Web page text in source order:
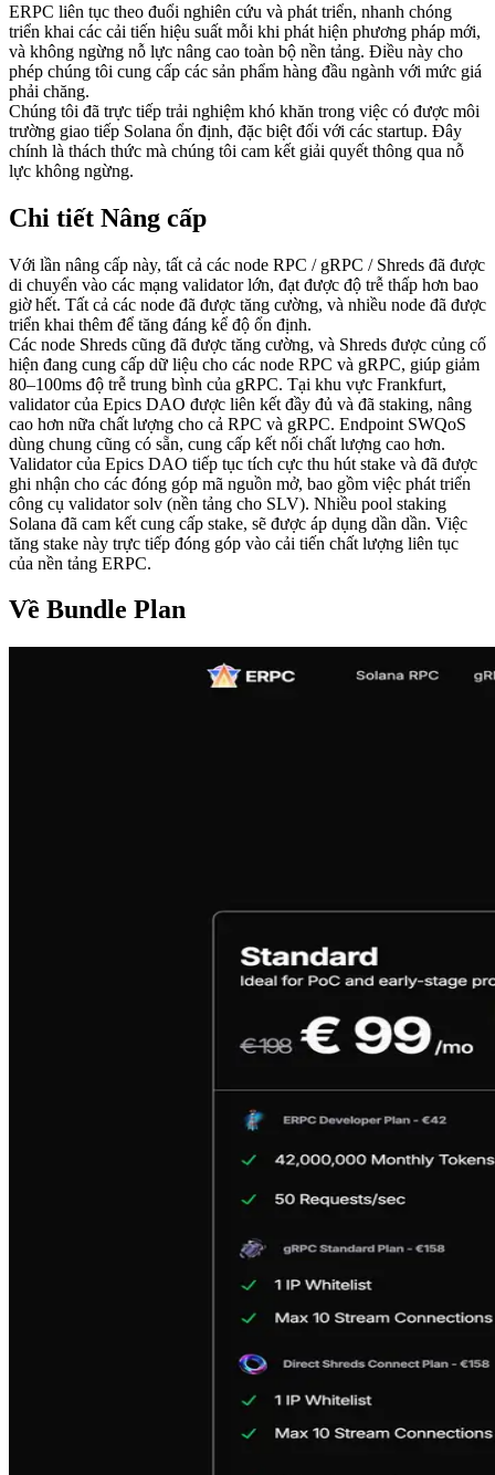
ERPC liên tục theo đuổi nghiên cứu và phát triển, nhanh chóng
triển khai các cải tiến hiệu suất mỗi khi phát hiện phương pháp mới,
và không ngừng nỗ lực nâng cao toàn bộ nền tảng. Điều này cho
phép chúng tôi cung cấp các sản phẩm hàng đầu ngành với mức giá
phải chăng.
Chúng tôi đã trực tiếp trải nghiệm khó khăn trong việc có được môi
trường giao tiếp Solana ổn định, đặc biệt đối với các startup. Đây
chính là thách thức mà chúng tôi cam kết giải quyết thông qua nỗ
lực không ngừng.
Chi tiết Nâng cấp
Với lần nâng cấp này, tất cả các node RPC / gRPC / Shreds đã được
di chuyển vào các mạng validator lớn, đạt được độ trễ thấp hơn bao
giờ hết. Tất cả các node đã được tăng cường, và nhiều node đã được
triển khai thêm để tăng đáng kể độ ổn định.
Các node Shreds cũng đã được tăng cường, và Shreds được củng cố
hiện đang cung cấp dữ liệu cho các node RPC và gRPC, giúp giảm
80–100ms độ trễ trung bình của gRPC. Tại khu vực Frankfurt,
validator của Epics DAO được liên kết đầy đủ và đã staking, nâng
cao hơn nữa chất lượng cho cả RPC và gRPC. Endpoint SWQoS
dùng chung cũng có sẵn, cung cấp kết nối chất lượng cao hơn.
Validator của Epics DAO tiếp tục tích cực thu hút stake và đã được
ghi nhận cho các đóng góp mã nguồn mở, bao gồm việc phát triển
công cụ validator solv (nền tảng cho SLV). Nhiều pool staking
Solana đã cam kết cung cấp stake, sẽ được áp dụng dần dần. Việc
tăng stake này trực tiếp đóng góp vào cải tiến chất lượng liên tục
của nền tảng ERPC.
Về Bundle Plan